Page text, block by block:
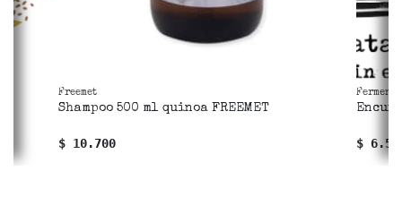
Freemet
Shampoo 500 ml quinoa FREEMET
$ 10.700 $